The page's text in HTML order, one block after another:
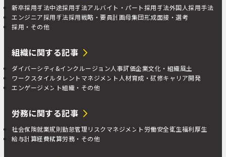
新卒採用手法中途採用手法アルバイト・パート採用手法外国人採用手法
エンジニア採用手法採用戦略・要員計画母集団形成面接・選考
採用・その他
組織に関する記事
ダイバーシティ&インクルージョン人事評価企業文化・組織風土
ワークスタイルタレントマネジメント 人材育成・研修キャリア開発
エンゲージメント組織・その他
労務に関する記事
社会保険就業規則勤怠管理 リスクマネジメント 労働安全衛生福利厚生
給与計算経費精算労務・その他